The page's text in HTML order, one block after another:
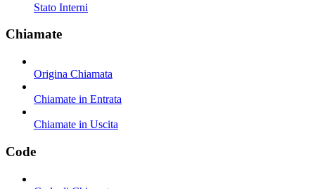
Stato Interni
Chiamate
Origina Chiamata
Chiamate in Entrata
Chiamate in Uscita
Code